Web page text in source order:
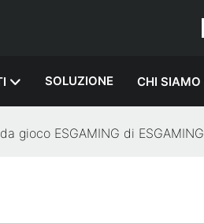
SOLUZIONE CHI SIAMO
gioco ESGAMING di ESGAMING